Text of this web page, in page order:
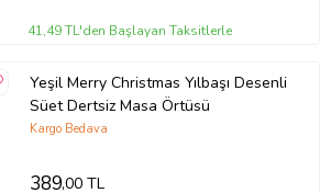
41,49 TL'den Başlayan Taksitlerle
Yeşil Merry Christmas Yılbaşı Desenli
Süet Dertsiz Masa Örtüsü
Kargo Bedava
389,00 TL